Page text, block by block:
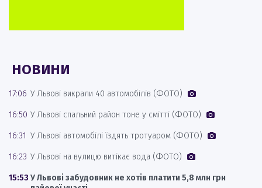
НОВИНИ
17:06 У Львові викрали 40 автомобілів (ФОТО)
16:50 У Львові спальний район тоне у смітті (ФОТО)
16:31 У Львові автомобілі їздять тротуаром (ФОТО)
16:23 У Львові на вулицю витікає вода (ФОТО)
15:53 У Львові забудовник не хотів платити 5,8 млн грн